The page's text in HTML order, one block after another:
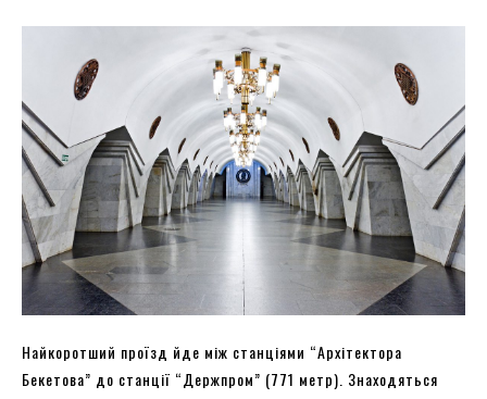
Найкоротший проїзд йде між станціями “Архітектора
Бекетова” до станції “Держпром” (771 метр). Знаходяться